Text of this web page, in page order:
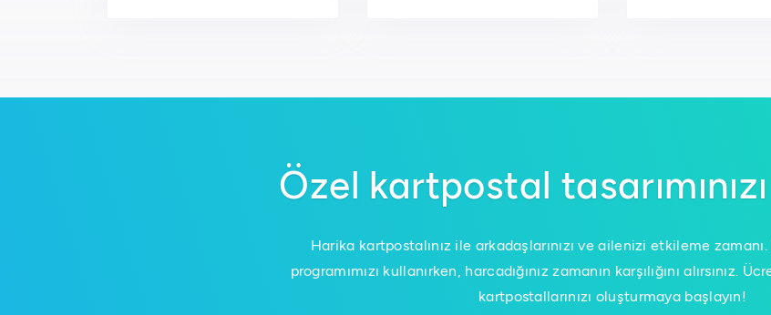
Özel kartpostal
Harika kartpostalınız ile arkadaşlarınızı ve ailenizi etkileme
programımızı kullanırken, harcadığınız zamanın karşılığını alırsınız.
kartpostallarınızı oluşturmaya başlayın!